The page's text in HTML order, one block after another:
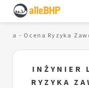
- Ocena Ryzyka
INŻYNIER
RYZYKA